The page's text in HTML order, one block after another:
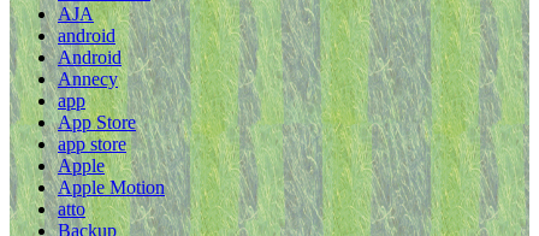
AJA
android
Android
Annecy
app
App Store
app store
Apple
Apple Motion
atto
Backup